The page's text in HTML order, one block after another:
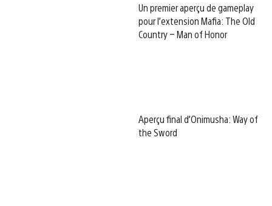
Un premier aperçu de gameplay
pour l’extension Mafia: The Old
Country – Man of Honor
Aperçu final d’Onimusha: Way of
the Sword